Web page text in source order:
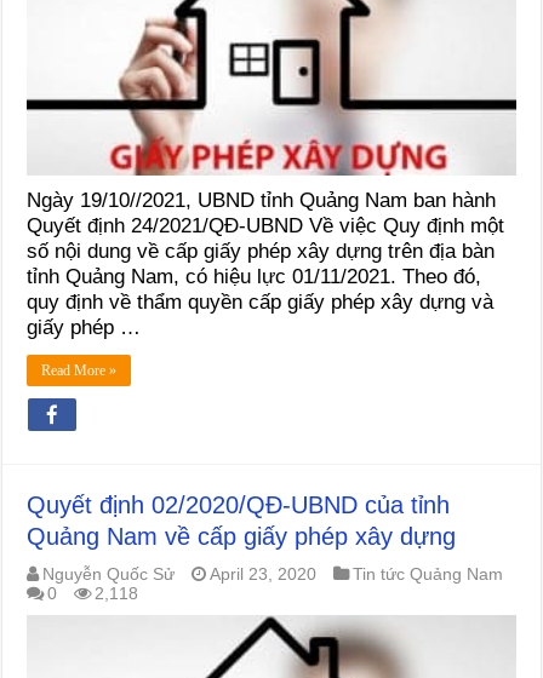
Ngày 19/10//2021, UBND tỉnh Quảng Nam ban hành
Quyết định 24/2021/QĐ-UBND Về việc Quy định một
số nội dung về cấp giấy phép xây dựng trên địa bàn
tỉnh Quảng Nam, có hiệu lực 01/11/2021. Theo đó,
quy định về thẩm quyền cấp giấy phép xây dựng và
giấy phép …
Read More »
Quyết định 02/2020/QĐ-UBND của tỉnh
Quảng Nam về cấp giấy phép xây dựng
Nguyễn Quốc Sử April 23, 2020
Tin tức Quảng Nam
0
2,118